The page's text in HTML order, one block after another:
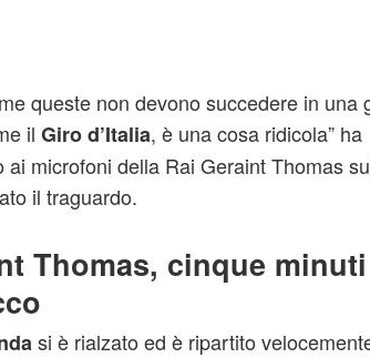
queste non devono succedere in una
il Giro d’Italia, è una cosa ridicola” ha
ai microfoni della Rai Geraint Thomas
il traguardo.
Thomas, cinque
si è rialzato ed è ripartito